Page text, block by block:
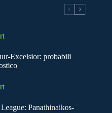
Excelsior: probabili
Panathinaikos-